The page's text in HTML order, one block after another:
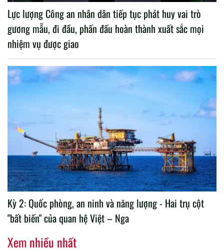
Lực lượng Công an nhân dân tiếp tục phát huy vai trò
gương mẫu, đi đầu, phấn đấu hoàn thành xuất sắc mọi
nhiệm vụ được giao
Kỳ 2: Quốc phòng, an ninh và năng lượng - Hai trụ cột
"bất biến" của quan hệ Việt – Nga
Xem nhiều nhất